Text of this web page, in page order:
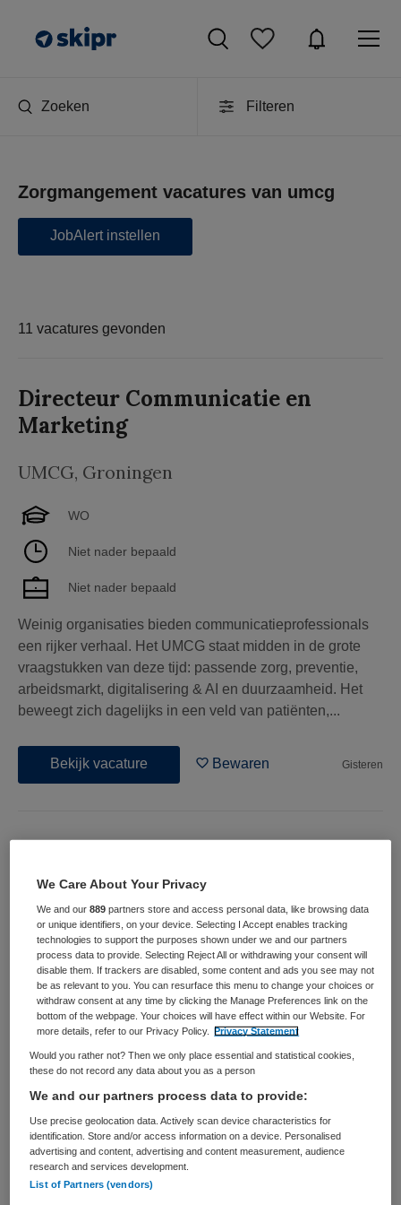
Zoeken Filteren
Zorgmangement vacatures van umcg
JobAlert instellen
11 vacatures gevonden
Directeur Communicatie en
Marketing
UMCG, Groningen
WO
Niet nader bepaald
Niet nader bepaald
Weinig organisaties bieden communicatieprofessionals
een rijker verhaal. Het UMCG staat midden in de grote
vraagstukken van deze tijd: passende zorg, preventie,
arbeidsmarkt, digitalisering & AI en duurzaamheid. Het
beweegt zich dagelijks in een veld van patiënten,...
Bekijk vacature Bewaren Gisteren
HBO
Fulltime
Tijdelijk met uitzicht op vast
Bouw mee aan de digitale toekomst van het UMCG Het
UMCG werkt dagelijks aan excellente zorg, baanbrekend
onderzoek, innovatief onderwijs en een gezonde
toekomst voor iedereen. Digitale transformatie speelt
hierin een sleutelrol om de strategische ambities van het
UMCG te...
We Care About Your Privacy
We and our889 partners store and access personal data, like browsing data
or unique identifiers, on your device. Selecting I Accept enables tracking
technologies to support the purposes shown under we and our partners
process data to provide. Selecting Reject All or withdrawing your consent will
disable them. If trackers are disabled, some content and ads you see may not
be as relevant to you. You can resurface this menu to change your choices or
withdraw consent at any time by clicking the Manage Preferences link on the
bottom of the webpage. Your choices will have effect within our Website. For
more details, refer to our Privacy Policy.
Privacy Statement
Would you rather not? Then we only place essential and statistical cookies,
these do not record any data about you as a person
We and our partners process data to provide:
Use precise geolocation data. Actively scan device characteristics for
identification. Store and/or access information on a device. Personalised
advertising and content, advertising and content measurement, audience
research and services development.
List of Partners (vendors)